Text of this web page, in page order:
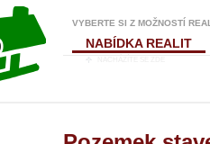
VYBERTE SI Z MOŽNOSTÍ
NABÍDKA REALIT